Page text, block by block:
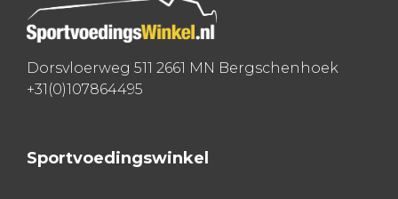
Dorsvloerweg 511 2661 MN Bergschenhoek
+31(0)107864495
Sportvoedingswinkel